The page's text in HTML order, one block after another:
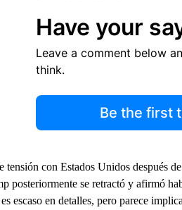
Have your
Leave a comment below
think.
Be the first
tensión con Estados Unidos después
posteriormente se retractó y afirmó
escaso en detalles, pero parece